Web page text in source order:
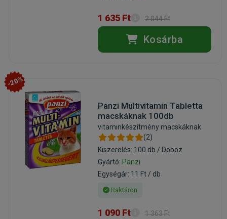
1 635 Ft 2 044 Ft
Kosárba
-20%
Panzi Multivitamin Tabletta
macskáknak 100db
vitaminkészítmény macskáknak
(2)
Kiszerelés: 100 db / Doboz
Gyártó: Panzi
Egységár: 11 Ft / db
Raktáron
1 090 Ft 1 363 Ft